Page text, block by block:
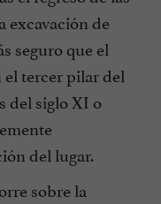
excavación de
seguro que el
tercer pilar del
del siglo XI o
del lugar.
sobre la